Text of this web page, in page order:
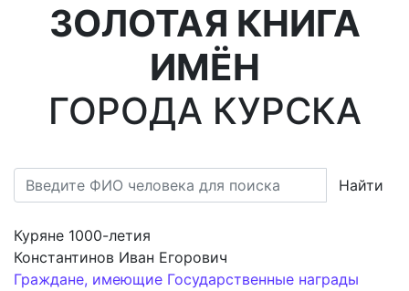
ЗОЛОТАЯ КНИГА
ИМЁН
ГОРОДА КУРСКА
Найти
Куряне 1000-летия
Константинов Иван Егорович
Граждане, имеющие Государственные награды